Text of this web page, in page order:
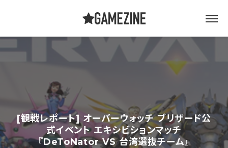
[観戦レポート] オーバーウォッチ ブリザード公
式イベント エキシビションマッチ
『DeToNator VS 台湾選抜チーム』